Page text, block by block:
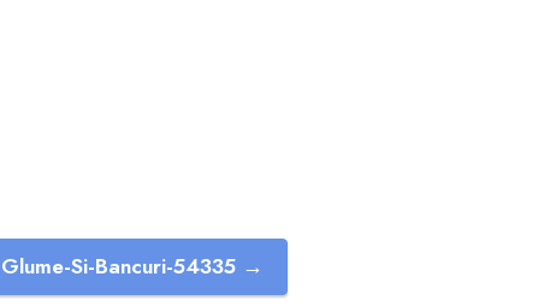
Glume-Si-Bancuri-54335 →